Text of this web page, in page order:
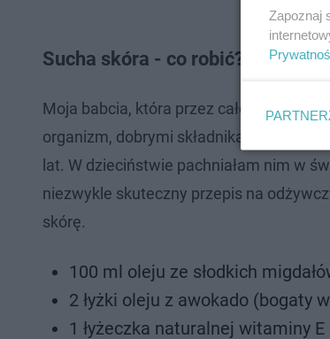
Sucha skóra - co robić?
Moja babcia, która przez całe życie
organizm, dobrymi składnikami, a nie
lat. W dzieciństwie pachniałam nim w
niezwykle skuteczny przepis na
skórę.
100 ml oleju ze słodkich
2 łyżki oleju z awokado (bogaty
1 łyżeczka naturalnej witaminy
Zapoznaj